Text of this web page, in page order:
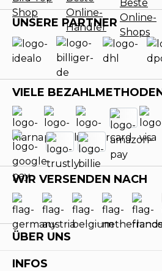
UNSERE PARTNER
VIELE
WIR VERSENDEN NACH
ÜBER UNS
INFOS